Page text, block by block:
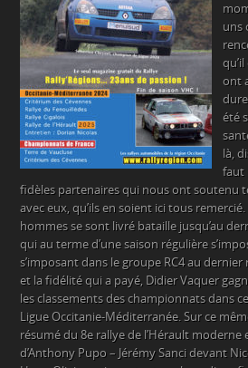
uns
ont
été
là,
faut
fidèles partenaires qui nous ont soutenu
avec eux, qu’ils en soient ici tous
hommes se sont livré bataille jusqu’au
qui au terme d’une saison régulière
s’imposant dans le groupe RC4 au dernier
et la fidélité qui a payé, Didier Vaquer
les classements des championnats dans
Ligue Occitanie-Méditerranée. Sur ce
résumé du 8e rallye de l’Hérault moderne
d’Anthony Pupo – Jérémy Sanci devant